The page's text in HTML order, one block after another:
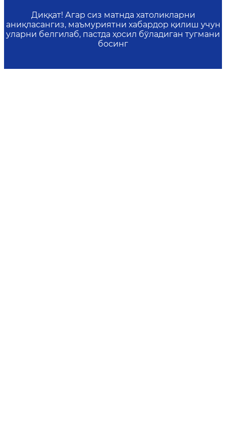
Диққат! Агар сиз матнда хатоликларни
аниқласангиз, маъмуриятни хабардор қилиш учун
уларни белгилаб, пастда ҳосил бўладиган тугмани
босинг